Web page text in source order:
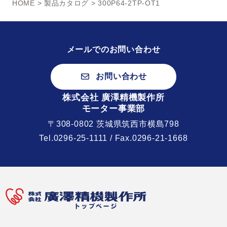
HOME > 製品カタログ > 300P64-2TP-OT1
メールでのお問い合わせ
お問い合わせ
株式会社 廣澤精機製作所
モーター事業部
〒308-0802 茨城県筑西市横島798
Tel.0296-25-1111 / Fax.0296-21-1668